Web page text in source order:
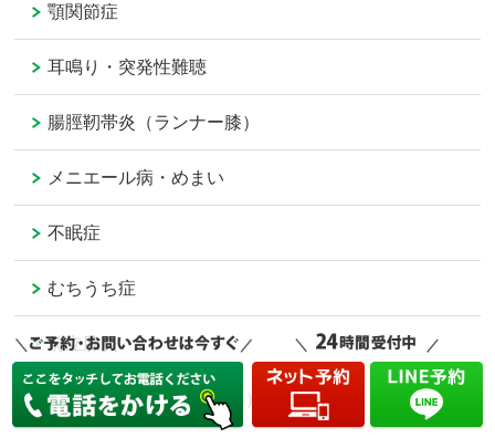
顎関節症
耳鳴り・突発性難聴
腸脛靭帯炎（ランナー膝）
メニエール病・めまい
不眠症
むちうち症
前立腺炎
筋膜性疼痛症候群（MPS）